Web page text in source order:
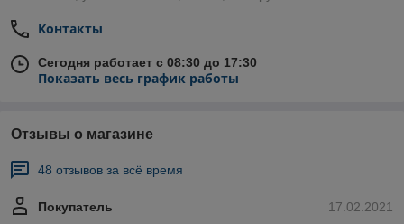
Контакты
Сегодня работает с 08:30 до 17:30
Показать весь график работы
Отзывы о магазине
48 отзывов за всё время
17.02.2021
Покупатель